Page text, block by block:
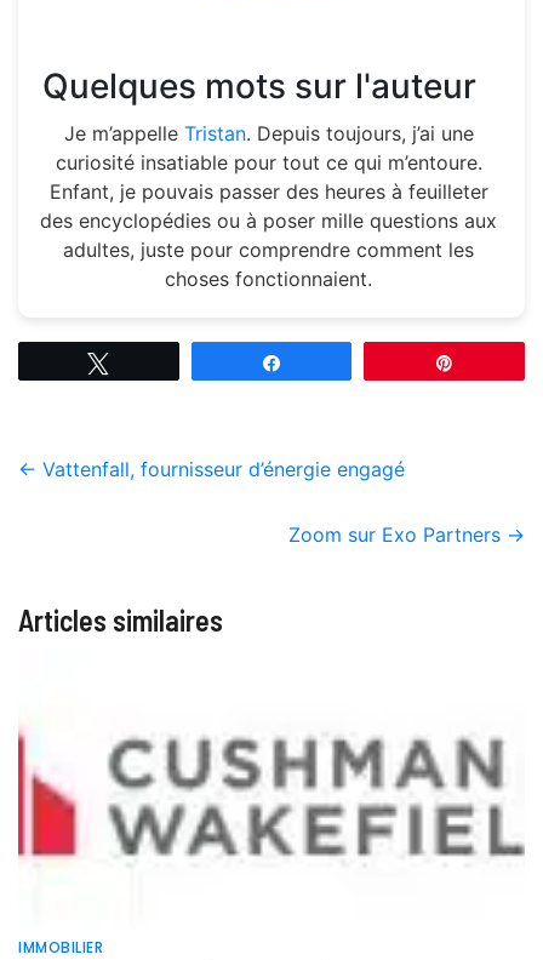
Quelques mots sur l'auteur
Je m’appelle Tristan. Depuis toujours, j’ai une
curiosité insatiable pour tout ce qui m’entoure.
Enfant, je pouvais passer des heures à feuilleter
des encyclopédies ou à poser mille questions aux
adultes, juste pour comprendre comment les
choses fonctionnaient.
← Vattenfall, fournisseur d’énergie engagé
Zoom sur Exo Partners →
Articles similaires
IMMOBILIER